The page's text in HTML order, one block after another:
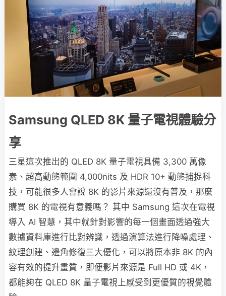
Samsung QLED 8K 量子電視體驗分
享
三星這次推出的 QLED 8K 量子電視具備 3,300 萬像
素、超高動態範圍 4,000nits 及 HDR 10+ 動態捕捉科
技，可能很多人會說 8K 的影片來源還沒有普及，那麼
購買 8K 的電視有意義嗎？ 其中 Samsung 這次在電視
導入 AI 智慧，其中就針對影響的每一個畫面透過強大
數據資料庫進行比對辨識，透過演算法進行降噪處理、
紋理創建、邊角修復三大優化，可以將原本非 8K 的內
容有效的提升畫質，即便影片來源是 Full HD 或 4K，
都能夠在 QLED 8K 量子電視上感受到更優質的視覺體